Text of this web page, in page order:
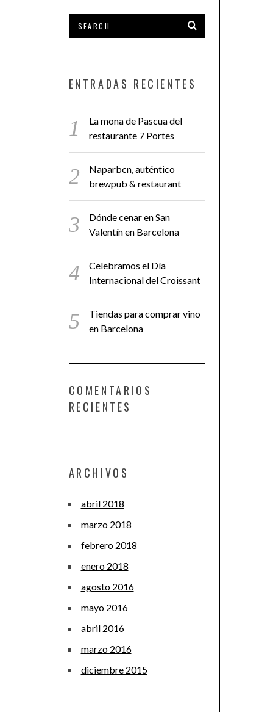
ENTRADAS RECIENTES
La mona de Pascua del
restaurante 7 Portes
Naparbcn, auténtico
brewpub & restaurant
Dónde cenar en San
Valentín en Barcelona
Celebramos el Día
Internacional del Croissant
Tiendas para comprar vino
en Barcelona
COMENTARIOS
RECIENTES
ARCHIVOS
abril 2018
marzo 2018
febrero 2018
enero 2018
agosto 2016
mayo 2016
abril 2016
marzo 2016
diciembre 2015